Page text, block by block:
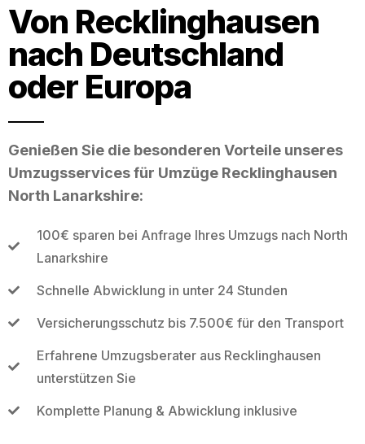
Von Recklinghausen
nach Deutschland
oder Europa
Genießen Sie die besonderen Vorteile unseres
Umzugsservices für Umzüge Recklinghausen
North Lanarkshire:
100€ sparen bei Anfrage Ihres Umzugs nach North
Lanarkshire
Schnelle Abwicklung in unter 24 Stunden
Versicherungsschutz bis 7.500€ für den Transport
Erfahrene Umzugsberater aus Recklinghausen
unterstützen Sie
Komplette Planung & Abwicklung inklusive